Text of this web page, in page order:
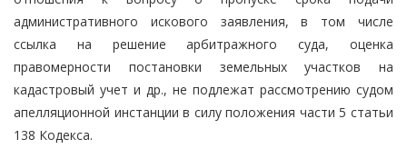
административного искового заявления, в том числе
ссылка на решение арбитражного суда, оценка
правомерности постановки земельных участков на
кадастровый учет и др., не подлежат рассмотрению судом
апелляционной инстанции в силу положения части 5 статьи
138 Кодекса.